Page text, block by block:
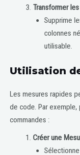
Transformer
Supprime
colonnes
utilisable.
Utilisation
Les mesures rapides
de code. Par
commandes :
Créer une